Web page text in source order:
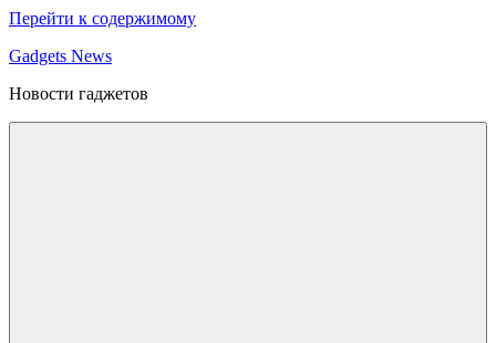
Перейти к содержимому
Gadgets News
Новости гаджетов